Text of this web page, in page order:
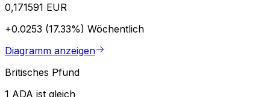
0,171591 EUR
+0.0253 (17.33%) Wöchentlich
Diagramm anzeigen
Britisches Pfund
1 ADA ist gleich